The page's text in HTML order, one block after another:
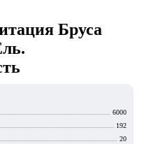
Бруса
6000
192
20